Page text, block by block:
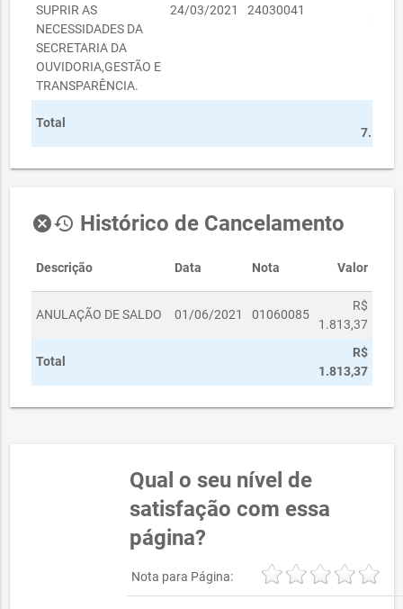
SUPRIR AS
NECESSIDADES DA
SECRETARIA DA
OUVIDORIA,GESTÃO E
TRANSPARÊNCIA.
24/03/2021 24030041
Total
cancelhistory Histórico de Cancelamento
Descrição Data Nota Valor
ANULAÇÃO DE SALDO 01/06/2021 01060085
R$
1.813,37
Total
R$
1.813,37
Qual o seu nível de
satisfação com essa
página?
Nota para Página: